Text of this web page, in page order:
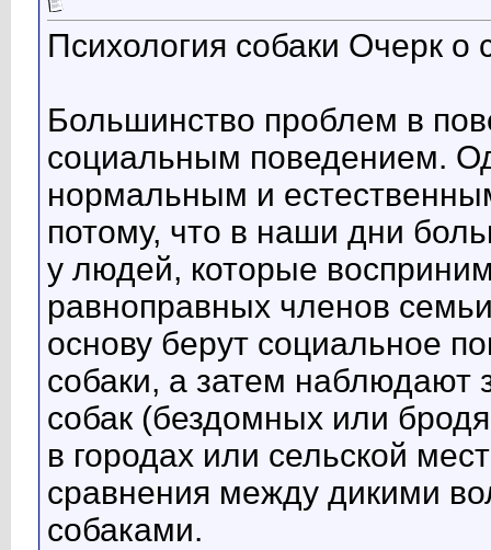
Психология собаки Очерк
Большинство проблем в
социальным поведением.
нормальным и
потому, что в наши дни
у людей, которые
равноправных членов
основу берут социальное
собаки, а затем наблюдают
собак (бездомных или
в городах или сельской
сравнения между дикими
собаками.